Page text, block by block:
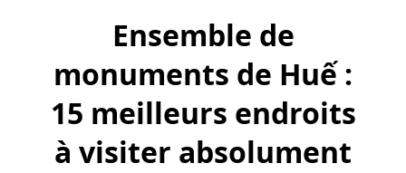
Ensemble de
monuments de Huế :
15 meilleurs endroits
à visiter absolument